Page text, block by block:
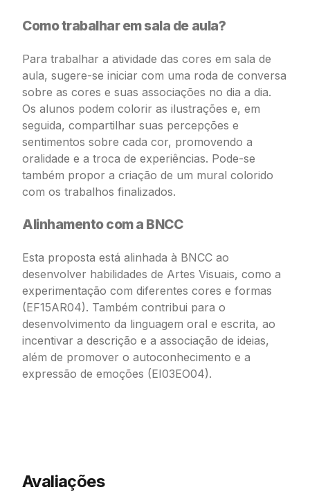
Como trabalhar em sala de aula?
Para trabalhar a atividade das cores em sala de
aula, sugere-se iniciar com uma roda de conversa
sobre as cores e suas associações no dia a dia.
Os alunos podem colorir as ilustrações e, em
seguida, compartilhar suas percepções e
sentimentos sobre cada cor, promovendo a
oralidade e a troca de experiências. Pode-se
também propor a criação de um mural colorido
com os trabalhos finalizados.
Alinhamento com a BNCC
Esta proposta está alinhada à BNCC ao
desenvolver habilidades de Artes Visuais, como a
experimentação com diferentes cores e formas
(EF15AR04). Também contribui para o
desenvolvimento da linguagem oral e escrita, ao
incentivar a descrição e a associação de ideias,
além de promover o autoconhecimento e a
expressão de emoções (EI03EO04).
Avaliações